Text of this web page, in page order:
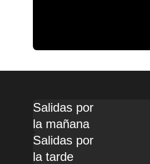
Salidas por
la mañana
Salidas por
la tarde